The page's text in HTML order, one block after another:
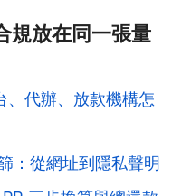
規放在同一張量
、代辦、放款機構怎
：從網址到隱私聲明